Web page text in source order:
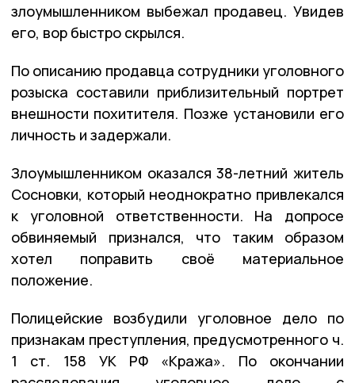
злоумышленником выбежал продавец. Увидев
его, вор быстро скрылся.
По описанию продавца сотрудники уголовного
розыска составили приблизительный портрет
внешности похитителя. Позже установили его
личность и задержали.
Злоумышленником оказался 38-летний житель
Сосновки, который неоднократно привлекался
к уголовной ответственности. На допросе
обвиняемый признался, что таким образом
хотел поправить своё материальное
положение.
Полицейские возбудили уголовное дело по
признакам преступления, предусмотренного ч.
1 ст. 158 УК РФ «Кража». По окончании